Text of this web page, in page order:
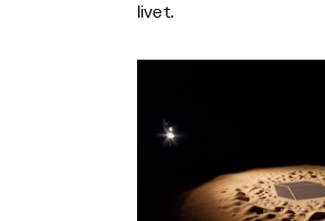
livet.